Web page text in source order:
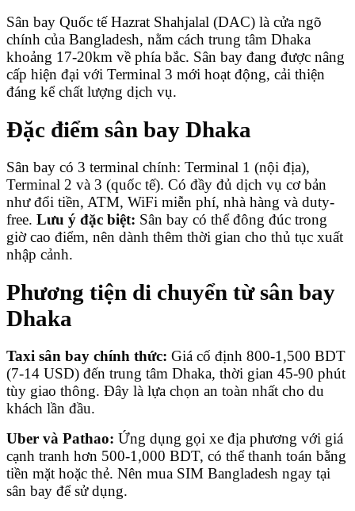
Sân bay Quốc tế Hazrat Shahjalal (DAC) là cửa ngõ
chính của Bangladesh, nằm cách trung tâm Dhaka
khoảng 17-20km về phía bắc. Sân bay đang được nâng
cấp hiện đại với Terminal 3 mới hoạt động, cải thiện
đáng kể chất lượng dịch vụ.
Đặc điểm sân bay Dhaka
Sân bay có 3 terminal chính: Terminal 1 (nội địa),
Terminal 2 và 3 (quốc tế). Có đầy đủ dịch vụ cơ bản
như đổi tiền, ATM, WiFi miễn phí, nhà hàng và duty-
free. Lưu ý đặc biệt: Sân bay có thể đông đúc trong
giờ cao điểm, nên dành thêm thời gian cho thủ tục xuất
nhập cảnh.
Phương tiện di chuyển từ sân bay
Dhaka
Taxi sân bay chính thức: Giá cố định 800-1,500 BDT
(7-14 USD) đến trung tâm Dhaka, thời gian 45-90 phút
tùy giao thông. Đây là lựa chọn an toàn nhất cho du
khách lần đầu.
Uber và Pathao: Ứng dụng gọi xe địa phương với giá
cạnh tranh hơn 500-1,000 BDT, có thể thanh toán bằng
tiền mặt hoặc thẻ. Nên mua SIM Bangladesh ngay tại
sân bay để sử dụng.